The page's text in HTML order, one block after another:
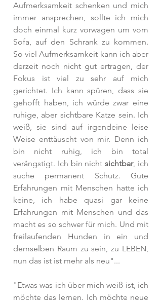
Aufmerksamkeit schenken und mich
immer ansprechen, sollte ich mich
doch einmal kurz vorwagen um vom
Sofa, auf den Schrank zu kommen.
So viel Aufmerksamkeit kann ich aber
derzeit noch nicht gut ertragen, der
Fokus ist viel zu sehr auf mich
gerichtet. Ich kann spüren, dass sie
gehofft haben, ich würde zwar eine
ruhige, aber sichtbare Katze sein. Ich
weiß, sie sind auf irgendeine leise
Weise enttäuscht von mir. Denn ich
bin nicht ruhig, ich bin total
verängstigt. Ich bin nicht sichtbar, ich
suche permanent Schutz. Gute
Erfahrungen mit Menschen hatte ich
keine, ich habe quasi gar keine
Erfahrungen mit Menschen und das
macht es so schwer für mich. Und mit
freilaufenden Hunden in ein und
demselben Raum zu sein, zu LEBEN,
nun das ist ist mehr als neu"...
"Etwas was ich über mich weiß ist, ich
möchte das lernen. Ich möchte neue